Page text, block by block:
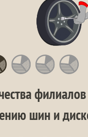
шин и